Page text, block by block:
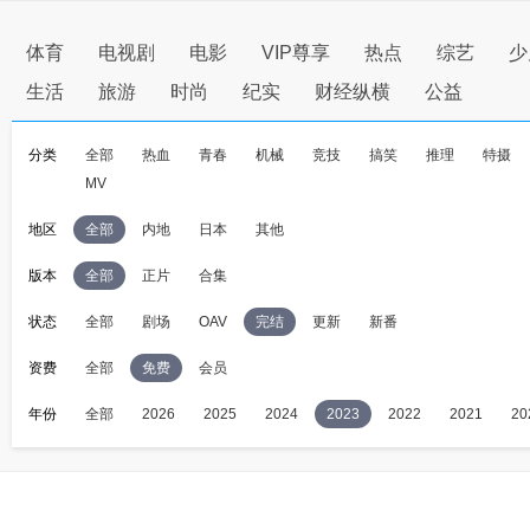
体育 电视剧 电影 VIP尊享 热点 综艺
生活
旅游 时尚 纪实 财经纵横 公益
分类 全部 热血 青春 机械 竞技 搞笑 推理
特摄
MV
地区 全部 内地 日本 其他
版本 全部 正片 合集
状态 全部 剧场 OAV 完结 更新 新番
资费 全部 免费 会员
年份 全部 2026 2025 2024 2023 2022 2021